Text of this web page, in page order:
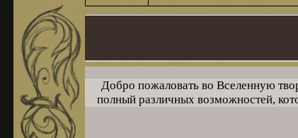
Добро пожаловать во Вселенную
полный различных возможностей,